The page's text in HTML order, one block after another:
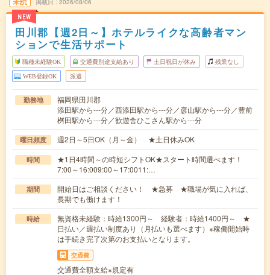
NEW
掲載日 2026/08/06
田川郡【週2日～】ホテルライクな高齢者マン
ションで生活サポート
職種未経験OK 交通費別途支給あり 土日祝日が休み 残業なし
WEB登録OK 派遣
勤務地
福岡県田川郡
添田駅から---分／西添田駅から---分／彦山駅から---分／豊前
桝田駅から---分／歓遊舎ひこさん駅から---分
曜日頻度 週2日～5日OK（月～金） ★土日休みOK
時間
★1日4時間～の時短シフトOK★スタート時間選べます！
7:00～16:009:00～17:0011:…
期間
開始日はご相談ください！ ★急募 ★職場が気に入れば、
長期でも働けます！
時給
無資格未経験：時給1300円～ 経験者：時給1400円～ ★
日払い／週払い制度あり（月払いも選べます）※稼働開始時
は手続き完了次第のお支払いとなります。
交通費
交通費全額支給※規定有